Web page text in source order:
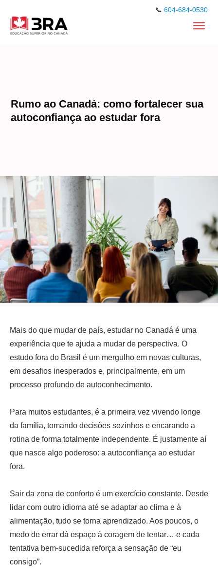
📞 604-684-0530
Rumo ao Canadá: como fortalecer sua
autoconfiança ao estudar fora
Mais do que mudar de país, estudar no Canadá é uma
experiência que te ajuda a mudar de perspectiva. O
estudo fora do Brasil é um mergulho em novas culturas,
em desafios inesperados e, principalmente, em um
processo profundo de autoconhecimento.
Para muitos estudantes, é a primeira vez vivendo longe
da família, tomando decisões sozinhos e encarando a
rotina de forma totalmente independente. É justamente aí
que nasce algo poderoso: a autoconfiança ao estudar
fora.
Sair da zona de conforto é um exercício constante. Desde
lidar com outro idioma até se adaptar ao clima e à
alimentação, tudo se torna aprendizado. Aos poucos, o
medo de errar dá espaço à coragem de tentar… e cada
tentativa bem-sucedida reforça a sensação de “eu
consigo”.